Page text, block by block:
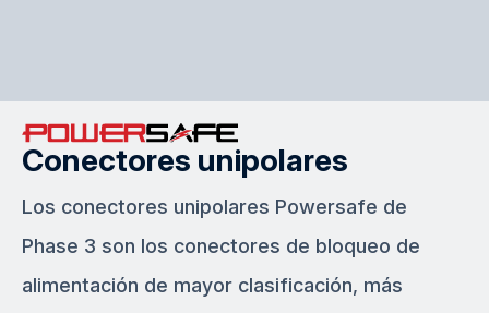
Conectores unipolares
Los conectores unipolares Powersafe de
Phase 3 son los conectores de bloqueo de
alimentación de mayor clasificación, más